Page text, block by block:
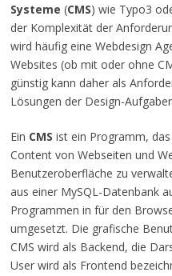
Systeme (CMS) wie Typo3
der Komplexität der
wird häufig eine Webdesign
Websites (ob mit oder ohne
günstig kann daher als
Lösungen der Design-
Ein CMS ist ein Programm,
Content von Webseiten und
Benutzeroberfläche zu
aus einer MySQL-Datenbank
Programmen in für den
umgesetzt. Die grafische
CMS wird als Backend, die
User wird als Frontend